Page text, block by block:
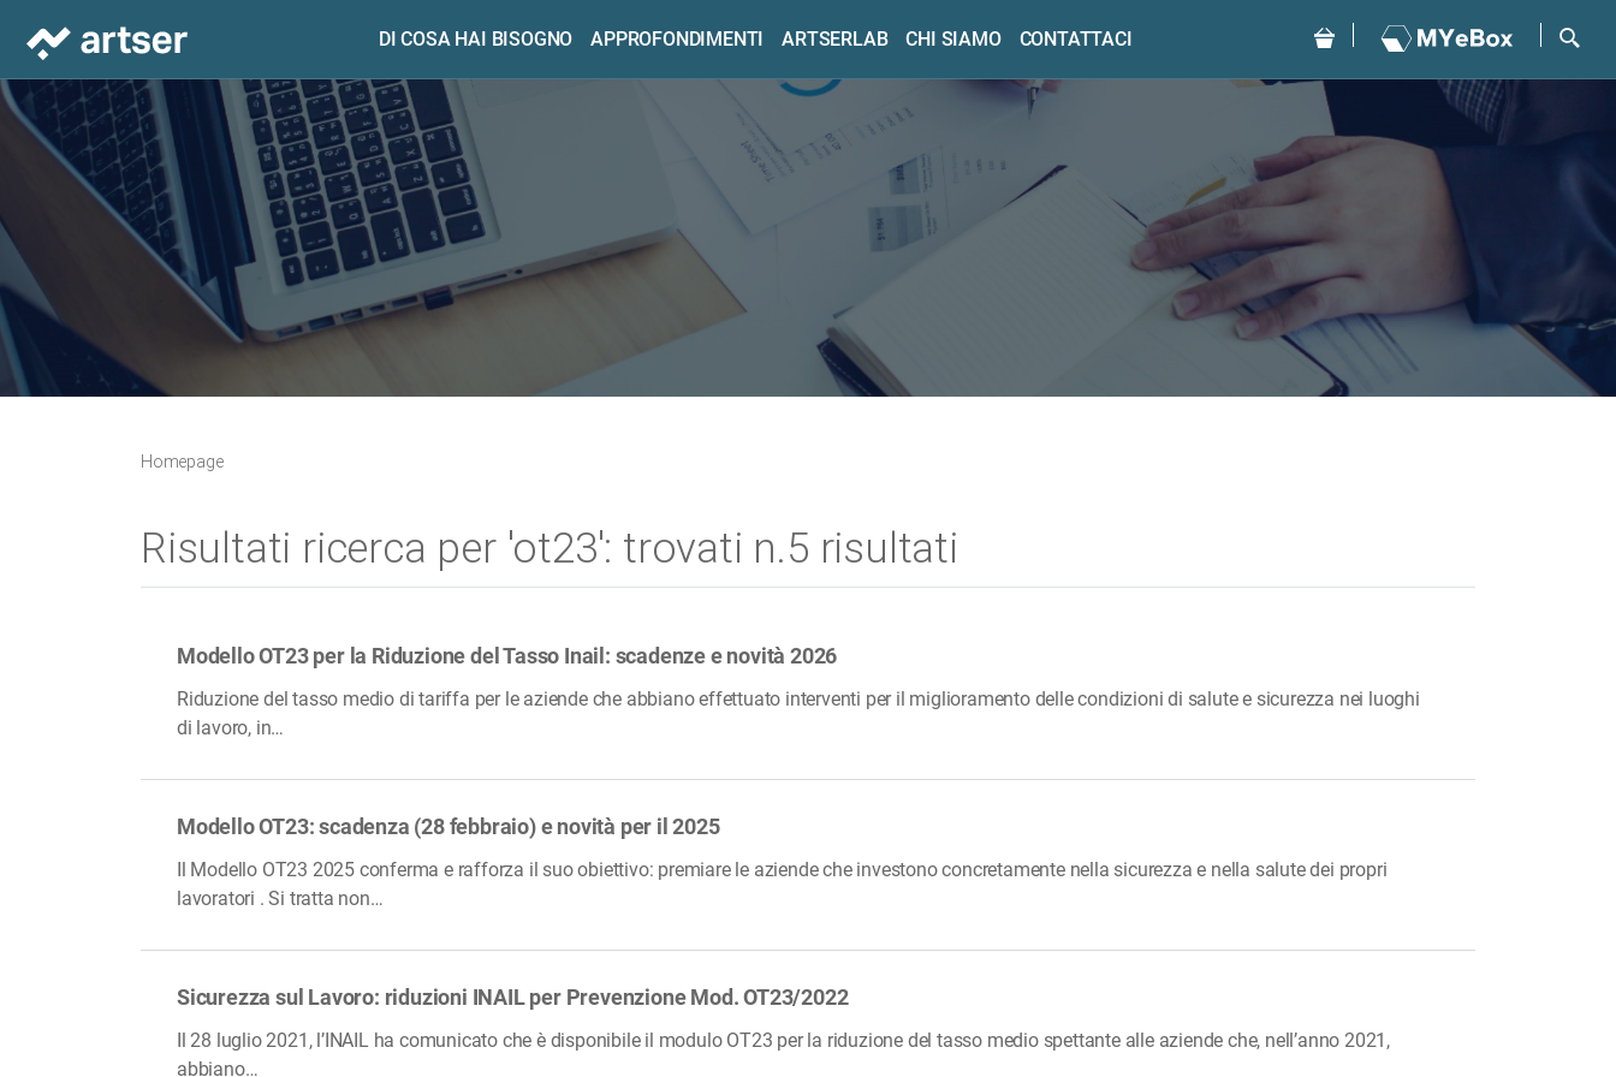
DI COSA HAI BISOGNO APPROFONDIMENTI ARTSERLAB CHI SIAMO CONTATTACI
Homepage
Risultati ricerca per 'ot23': trovati n.5 risultati
Modello OT23 per la Riduzione del Tasso Inail: scadenze e novità 2026
Riduzione del tasso medio di tariffa per le aziende che abbiano effettuato interventi per il miglioramento delle condizioni di salute e sicurezza nei luoghi
di lavoro, in…
Modello OT23: scadenza (28 febbraio) e novità per il 2025
Il Modello OT23 2025 conferma e rafforza il suo obiettivo: premiare le aziende che investono concretamente nella sicurezza e nella salute dei propri
lavoratori . Si tratta non…
Sicurezza sul Lavoro: riduzioni INAIL per Prevenzione Mod. OT23/2022
Il 28 luglio 2021, l’INAIL ha comunicato che è disponibile il modulo OT23 per la riduzione del tasso medio spettante alle aziende che, nell’anno 2021,
abbiano…